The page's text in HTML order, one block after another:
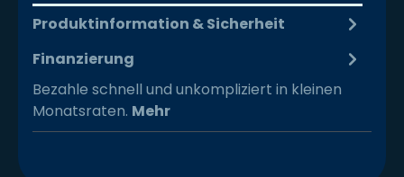
Produktinformation & Sicherheit
Finanzierung
Bezahle schnell und unkompliziert in kleinen
Monatsraten. Mehr